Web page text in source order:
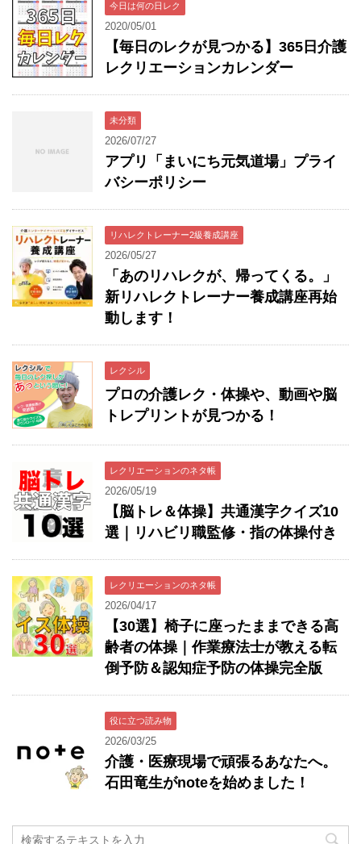
今日は何の日レク
2020/05/01
【毎日のレクが見つかる】365日介護
レクリエーションカレンダー
未分類
2026/07/27
アプリ「まいにち元気道場」プライ
バシーポリシー
リハレクトレーナー2級養成講座
2026/05/27
「あのリハレクが、帰ってくる。」
新リハレクトレーナー養成講座再始
動します！
レクシル
プロの介護レク・体操や、動画や脳
トレプリントが見つかる！
レクリエーションのネタ帳
2026/05/19
【脳トレ＆体操】共通漢字クイズ10
選｜リハビリ職監修・指の体操付き
レクリエーションのネタ帳
2026/04/17
【30選】椅子に座ったままできる高
齢者の体操｜作業療法士が教える転
倒予防＆認知症予防の体操完全版
役に立つ読み物
2026/03/25
介護・医療現場で頑張るあなたへ。
石田竜生がnoteを始めました！